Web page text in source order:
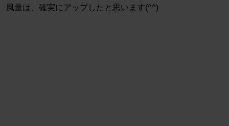
風量は、確実にアップしたと思います(^^)